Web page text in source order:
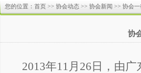
在线留言
您的位置： 首页 >> 协会动态 >> 协会新闻 >> 协会
协
2013年11月26日，由